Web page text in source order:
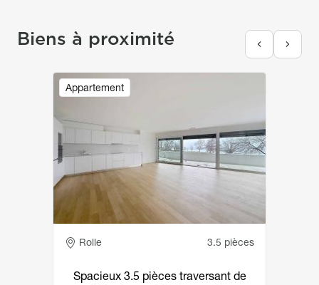
Biens à proximité
Appartement
Image
Adresse
Rolle 3.5 pièces
Spacieux 3.5 pièces traversant de